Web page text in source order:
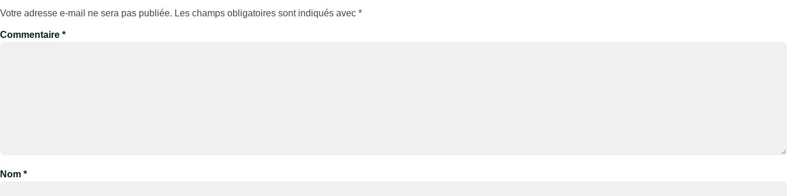
Votre adresse e-mail ne sera pas publiée. Les champs obligatoires sont indiqués avec *
Commentaire *
Nom *